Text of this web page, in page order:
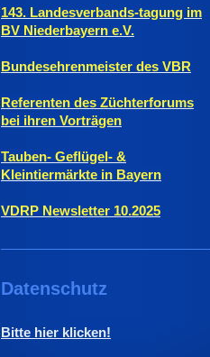
143. Landesverbands-tagung im
BV Niederbayern e.V.
Bundesehrenmeister des VBR
Referenten des Züchterforums
bei ihren Vorträgen
Tauben- Geflügel- &
Kleintiermärkte in Bayern
VDRP Newsletter 10.2025
Datenschutz
Bitte hier klicken!